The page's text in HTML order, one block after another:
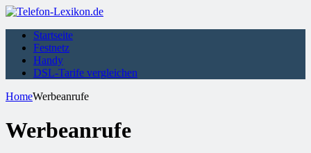
Startseite
Festnetz
Handy
DSL-Tarife vergleichen
HomeWerbeanrufe
Werbeanrufe